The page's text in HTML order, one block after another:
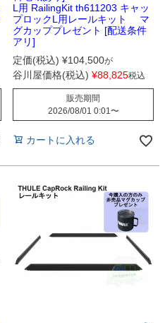
L用 RailingKit th611203 キャッ
プロックL用レールキット マ
グカッププレゼント [配送条件
アリ]
定価(税込) ¥104,500が
谷川屋価格(税込) ¥88,825税込
販売期間
2026/08/01 0:01〜
カートに入れる